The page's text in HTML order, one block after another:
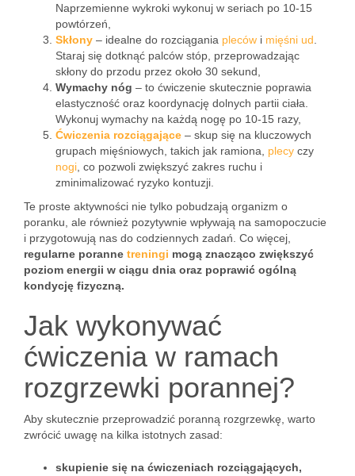
Naprzemienne wykroki wykonuj w seriach po 10-15
powtórzeń,
Skłony – idealne do rozciągania pleców i mięśni ud
Staraj się dotknąć palców stóp, przeprowadzając
skłony do przodu przez około 30 sekund,
Wymachy nóg – to ćwiczenie skutecznie poprawia
elastyczność oraz koordynację dolnych partii ciała.
Wykonuj wymachy na każdą nogę po 10-15 razy,
Ćwiczenia rozciągające – skup się na kluczowych
grupach mięśniowych, takich jak ramiona, plecy czy
nogi , co pozwoli zwiększyć zakres ruchu i
zminimalizować ryzyko kontuzji.
Te proste aktywności nie tylko pobudzają organizm o
poranku, ale również pozytywnie wpływają na samopoczucie
i przygotowują nas do codziennych zadań. Co więcej,
regularne poranne treningi mogą znacząco zwiększyć
poziom energii w ciągu dnia oraz poprawić ogólną
kondycję fizyczną.
Jak wykonywać
ćwiczenia w ramach
rozgrzewki porannej?
Aby skutecznie przeprowadzić poranną rozgrzewkę, warto
zwrócić uwagę na kilka istotnych zasad:
skupienie się na ćwiczeniach rozciągających,